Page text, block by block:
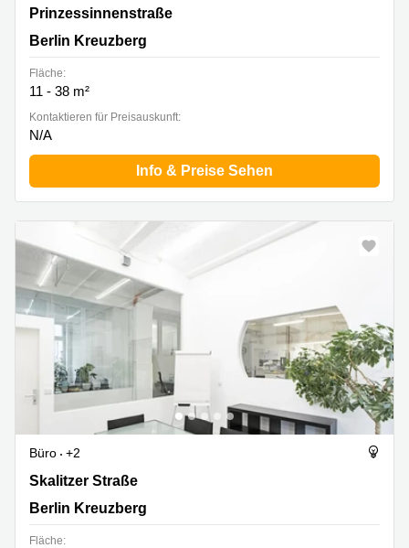
Prinzessinnenstraße 20, Berlin Kreuzberg
Prinzessinnenstraße
Berlin Kreuzberg
Fläche:
11 - 38 m²
Kontaktieren für Preisauskunft:
N/A
Info & Preise Sehen
Büro
+2
Skalitzer Straße 33, Berlin Kreuzberg
Skalitzer Straße
Berlin Kreuzberg
Fläche: